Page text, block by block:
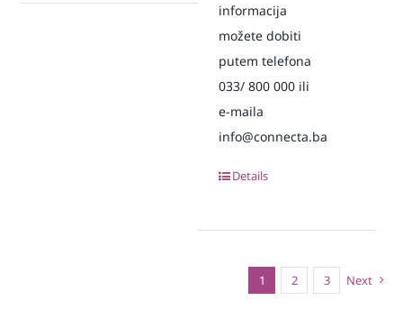
informacija
možete dobiti
putem telefona
033/ 800 000 ili
e-maila
info@connecta.ba
Details
1 2 3 Next